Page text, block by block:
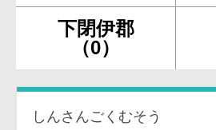
下閉伊郡
（0）
しんさんごくむそう